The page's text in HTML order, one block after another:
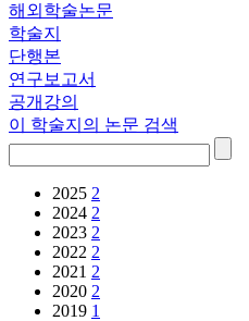
해외학술논문
학술지
단행본
연구보고서
공개강의
이 학술지의 논문 검색
2025 2
2024 2
2023 2
2022 2
2021 2
2020 2
2019 1